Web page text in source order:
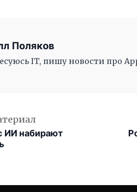
Поляков
IT, пишу новости про
ИИ набирают